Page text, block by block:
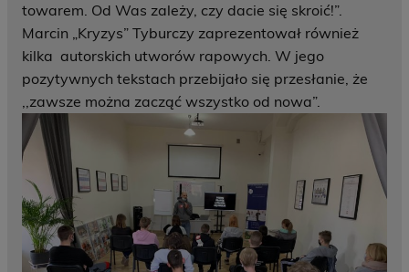
towarem. Od Was zależy, czy dacie się skroić!”.
Marcin „Kryzys” Tyburczy zaprezentował również
kilka autorskich utworów rapowych. W jego
pozytywnych tekstach przebijało się przesłanie, że
,,zawsze można zacząć wszystko od nowa”.